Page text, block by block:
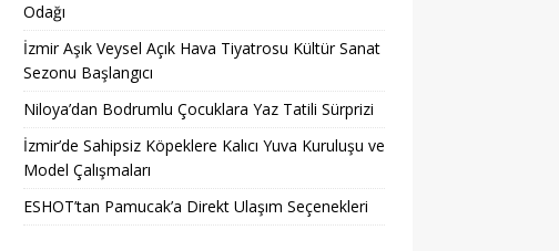
Odağı
İzmir Aşık Veysel Açık Hava Tiyatrosu Kültür Sanat
Sezonu Başlangıcı
Niloya’dan Bodrumlu Çocuklara Yaz Tatili Sürprizi
İzmir’de Sahipsiz Köpeklere Kalıcı Yuva Kuruluşu ve
Model Çalışmaları
ESHOT’tan Pamucak’a Direkt Ulaşım Seçenekleri